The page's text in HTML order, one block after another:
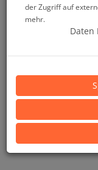
Miflex Extreme
Artikelnr.: pol-
der Zugriff auf
mehr.
Daten